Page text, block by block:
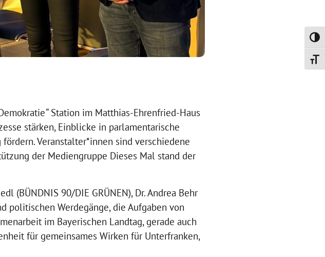
“Station im Matthias-Ehrenfried-Haus
stärken, Einblicke in parlamentarische
Veranstalter*innen sind verschiedene
der Mediengruppe Dieses Mal stand der
(BÜNDNIS 90/DIE GRÜNEN), Dr. Andrea Behr
politischen Werdegänge, die Aufgaben von
im Bayerischen Landtag, gerade auch
für gemeinsames Wirken für Unterfranken,